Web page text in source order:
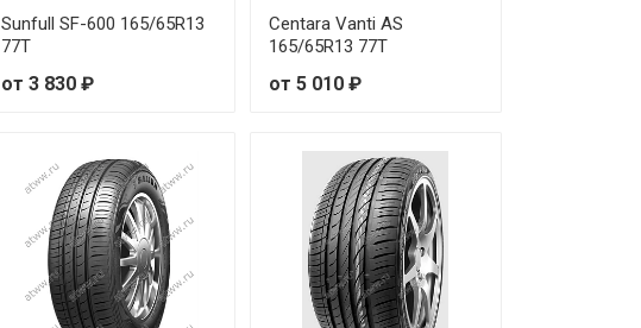
Sunfull SF-600 165/65R13
77T
от 3 830 ₽
Centara Vanti AS
165/65R13 77T
от 5 010 ₽